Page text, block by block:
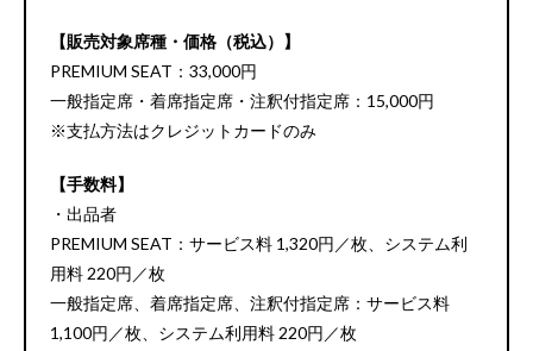
【販売対象席種・価格（税込）】
PREMIUM SEAT：33,000円
一般指定席・着席指定席・注釈付指定席：15,000円
※支払方法はクレジットカードのみ
【手数料】
・出品者
PREMIUM SEAT：サービス料 1,320円／枚、システム利
用料 220円／枚
一般指定席、着席指定席、注釈付指定席：サービス料
1,100円／枚、システム利用料 220円／枚